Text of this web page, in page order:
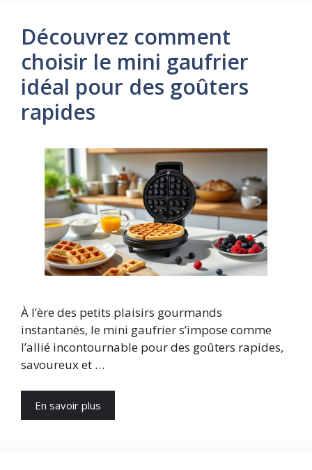
Découvrez comment
choisir le mini gaufrier
idéal pour des goûters
rapides
À l’ère des petits plaisirs gourmands
instantanés, le mini gaufrier s’impose comme
l’allié incontournable pour des goûters rapides,
savoureux et …
En savoir plus